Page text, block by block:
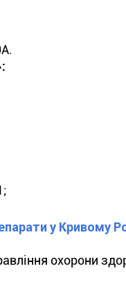
у Кривому
охорони